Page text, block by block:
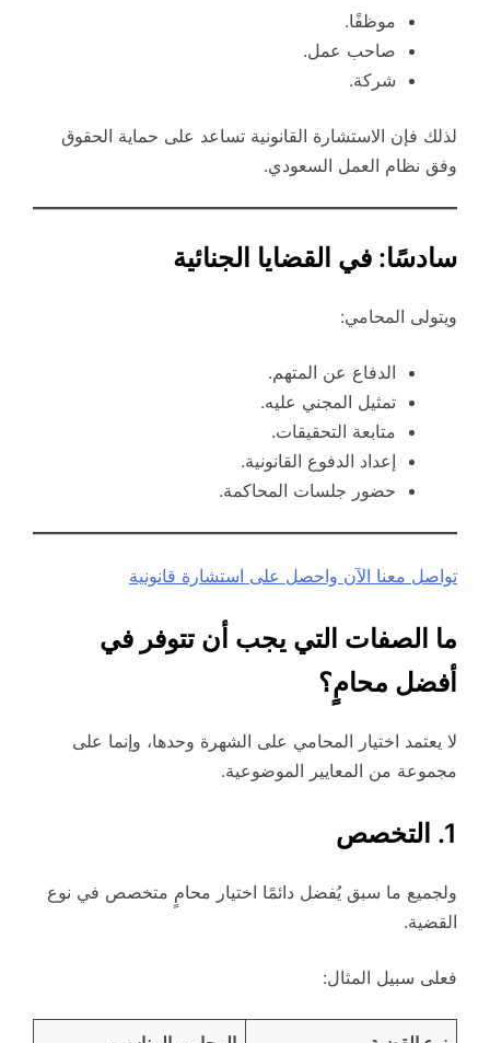
موظفًا.
صاحب عمل.
شركة.
لذلك فإن الاستشارة القانونية تساعد على حماية الحقوق
وفق نظام العمل السعودي.
سادسًا: في القضايا الجنائية
ويتولى المحامي:
الدفاع عن المتهم.
تمثيل المجني عليه.
متابعة التحقيقات.
إعداد الدفوع القانونية.
حضور جلسات المحاكمة.
تواصل معنا الآن واحصل على استشارة قانونية
ما الصفات التي يجب أن تتوفر في
أفضل محامٍ؟
لا يعتمد اختيار المحامي على الشهرة وحدها، وإنما على
مجموعة من المعايير الموضوعية.
1. التخصص
ولجميع ما سبق يُفضل دائمًا اختيار محامٍ متخصص في نوع
القضية.
فعلى سبيل المثال: